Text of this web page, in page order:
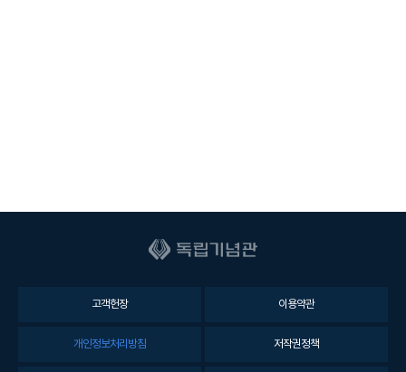
고객헌장 이용약관
개인정보처리방침 저작권정책